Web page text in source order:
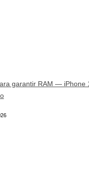
garantir RAM — iPhone